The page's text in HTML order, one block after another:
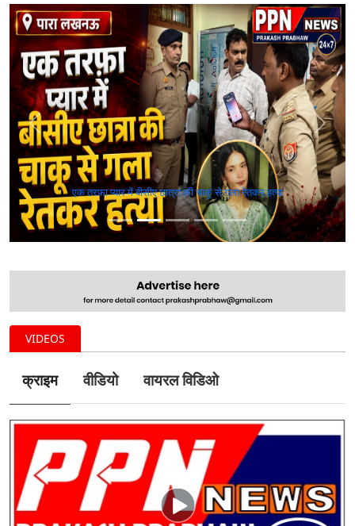
एक तरफ़ा प्यार में बीसीए छात्रा की चाकू से गला रेतकर हत्या
VIDEOS
क्राइम वीडियो वायरल विडिओ